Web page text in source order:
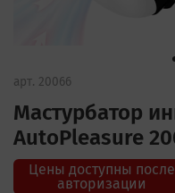
арт. 20066
Мастурбатор
AutoPleasure
Цены доступны после
авторизации